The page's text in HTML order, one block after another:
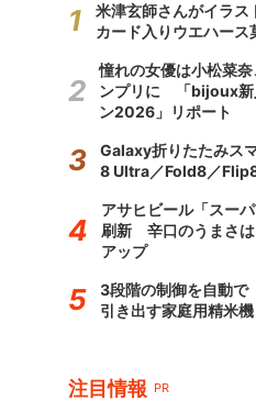
米津玄師さんがイラス
カード入りウエハース
憧れの女優は小松菜
ンプリに 「bijoux新
ン2026」リポート
Galaxy折りたたみス
8 Ultra／Fold8／
アサヒビール「スー
刷新 辛口のうまさは
アップ
3段階の制御を自動
引き出す家庭用精米機
注目情報 PR